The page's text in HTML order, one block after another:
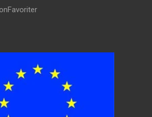
Favoriter